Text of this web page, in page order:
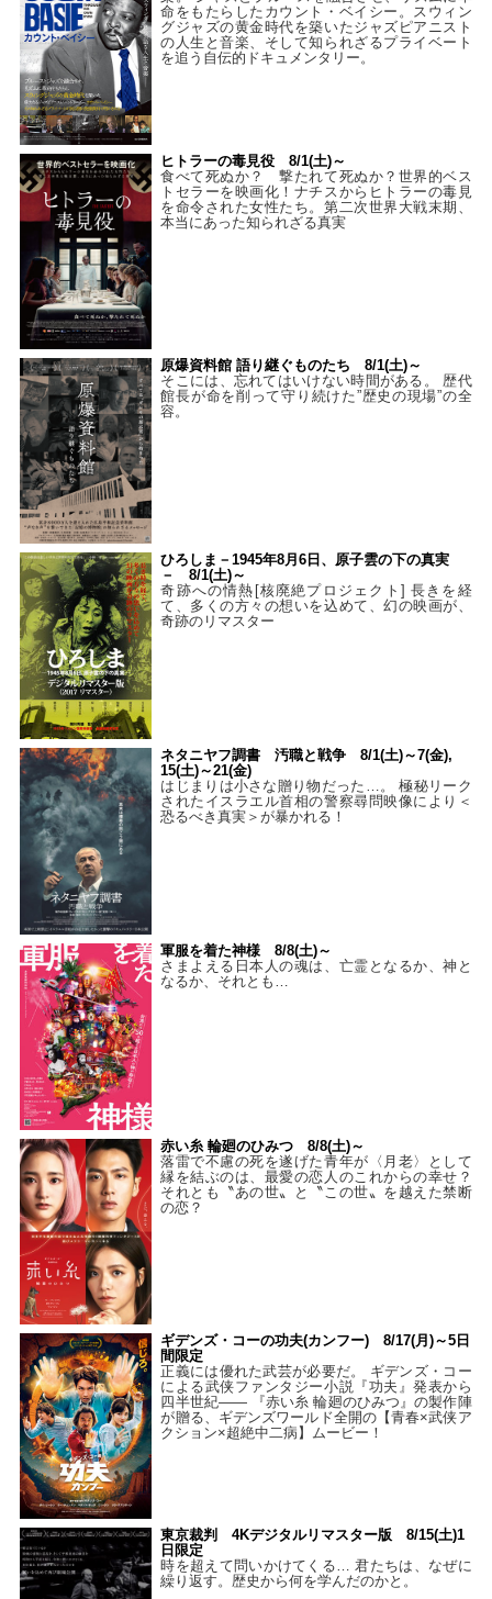
命をもたらしたカウント・ベイシー。スウィン
グジャズの黄金時代を築いたジャズピアニスト
の人生と音楽、そして知られざるプライベート
を追う自伝的ドキュメンタリー。
ヒトラーの毒見役 8/1(土)～
食べて死ぬか？ 撃たれて死ぬか？世界的ベス
トセラーを映画化！ナチスからヒトラーの毒見
を命令された女性たち。第二次世界大戦末期、
本当にあった知られざる真実
原爆資料館 語り継ぐものたち 8/1(土)～
そこには、忘れてはいけない時間がある。 歴代
館長が命を削って守り続けた”歴史の現場”の全
容。
ひろしま－1945年8月6日、原子雲の下の真実
－ 8/1(土)～
奇跡への情熱[核廃絶プロジェクト] 長きを経
て、多くの方々の想いを込めて、幻の映画が、
奇跡のリマスター
ネタニヤフ調書 汚職と戦争 8/1(土)～7(金),
15(土)～21(金)
はじまりは小さな贈り物だった…。 極秘リーク
されたイスラエル首相の警察尋問映像により＜
恐るべき真実＞が暴かれる！
軍服を着た神様 8/8(土)～
さまよえる日本人の魂は、亡霊となるか、神と
なるか、それとも…
赤い糸 輪廻のひみつ 8/8(土)～
落雷で不慮の死を遂げた青年が〈月老〉として
縁を結ぶのは、最愛の恋人のこれからの幸せ？
それとも〝あの世〟と〝この世〟を越えた禁断
の恋？
ギデンズ・コーの功夫(カンフー) 8/17(月)～5日
間限定
正義には優れた武芸が必要だ。 ギデンズ・コー
による武侠ファンタジー小説『功夫』発表から
四半世紀―― 『赤い糸 輪廻のひみつ』の製作陣
が贈る、ギデンズワールド全開の【青春×武侠ア
クション×超絶中二病】ムービー！
東京裁判 4Kデジタルリマスター版 8/15(土)1
日限定
時を超えて問いかけてくる… 君たちは、なぜに
繰り返す。歴史から何を学んだのかと。